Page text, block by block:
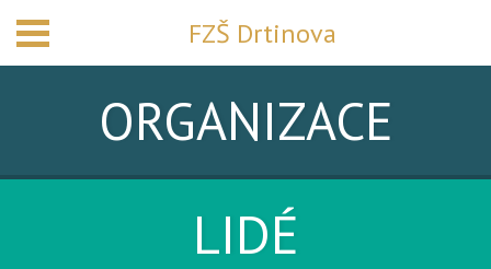
FZŠ Drtinova
ORGANIZACE
LIDÉ